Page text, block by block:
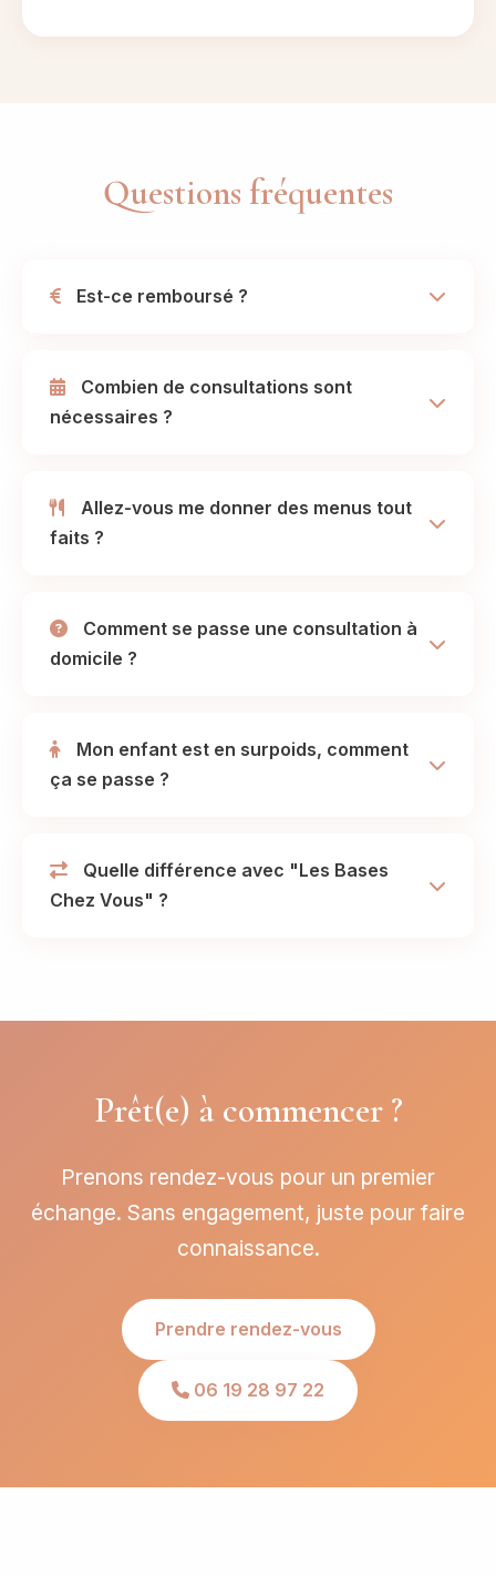
Questions fréquentes
Est-ce remboursé ?
Combien de consultations sont
nécessaires ?
Allez-vous me donner des menus tout
faits ?
Comment se passe une consultation à
domicile ?
Mon enfant est en surpoids, comment
ça se passe ?
Quelle différence avec "Les Bases
Chez Vous" ?
Prêt(e) à commencer ?
Prenons rendez-vous pour un premier
échange. Sans engagement, juste pour faire
connaissance.
Prendre rendez-vous
06 19 28 97 22